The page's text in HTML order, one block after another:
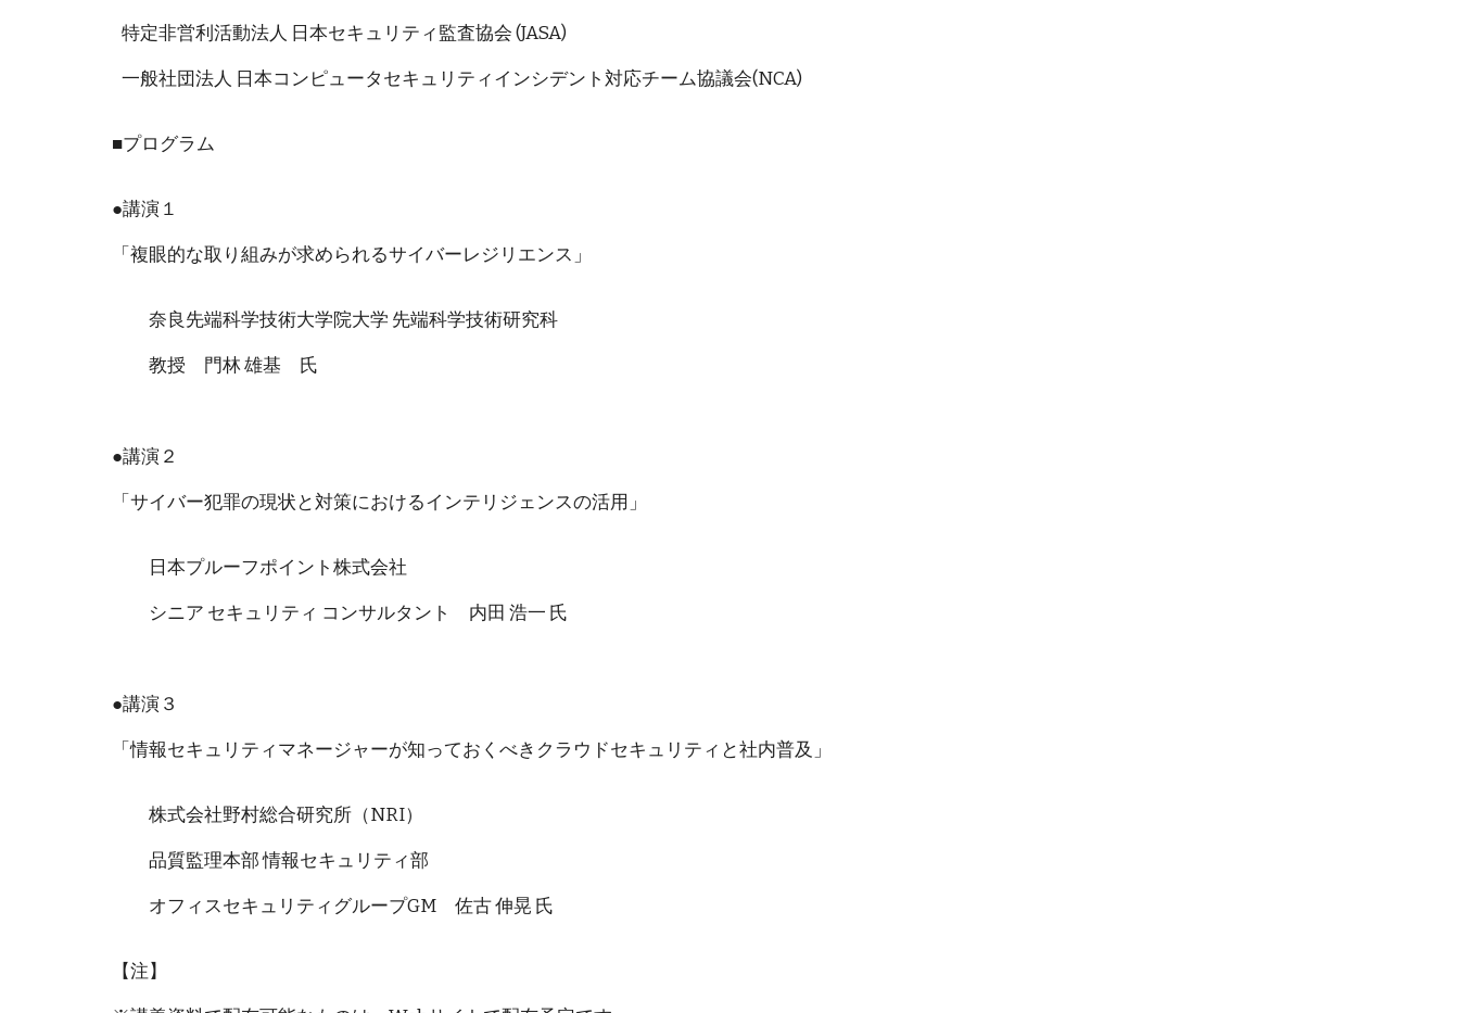
特定非営利活動法人 日本セキュリティ監査協会 (JASA)
一般社団法人 日本コンピュータセキュリティインシデント対応チーム協議会(NCA)
■プログラム
●講演１
「複眼的な取り組みが求められるサイバーレジリエンス」
奈良先端科学技術大学院大学 先端科学技術研究科
教授 門林 雄基 氏
●講演２
「サイバー犯罪の現状と対策におけるインテリジェンスの活用」
日本プルーフポイント株式会社
シニア セキュリティ コンサルタント 内田 浩一 氏
●講演３
「情報セキュリティマネージャーが知っておくべきクラウドセキュリティと社内普及」
株式会社野村総合研究所（NRI）
品質監理本部 情報セキュリティ部
オフィスセキュリティグループGM 佐古 伸晃 氏
【注】